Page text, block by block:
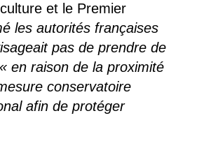
et le Premier
les autorités françaises
pas de prendre de
« en raison de la proximité
conservatoire
afin de protéger